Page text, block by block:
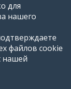
для
нашего
файлов cookie
нашей